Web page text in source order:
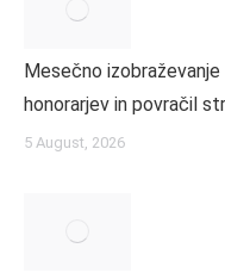
Mesečno
honorarjev in povračil
5 August, 2026